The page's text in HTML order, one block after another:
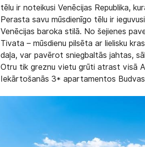
tēlu ir noteikusi Venēcijas Republika,
Perasta savu mūsdienīgo tēlu ir
Venēcijas baroka stilā. No šejienes
Tivata – mūsdienu pilsēta ar lielisku
daļa, var pavērot sniegbaltās jahtas,
Otru tik greznu vietu grūti atrast visā
Iekārtošanās 3* apartamentos